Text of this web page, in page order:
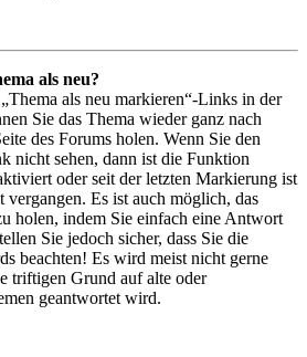
als neu?
als neu markieren“-Links in der
Sie das Thema wieder ganz nach
des Forums holen. Wenn Sie den
nicht sehen, dann ist die Funktion
oder seit der letzten Markierung ist
vergangen. Es ist auch möglich, das
holen, indem Sie einfach eine Antwort
Sie jedoch sicher, dass Sie die
beachten! Es wird meist nicht gerne
triftigen Grund auf alte oder
geantwortet wird.